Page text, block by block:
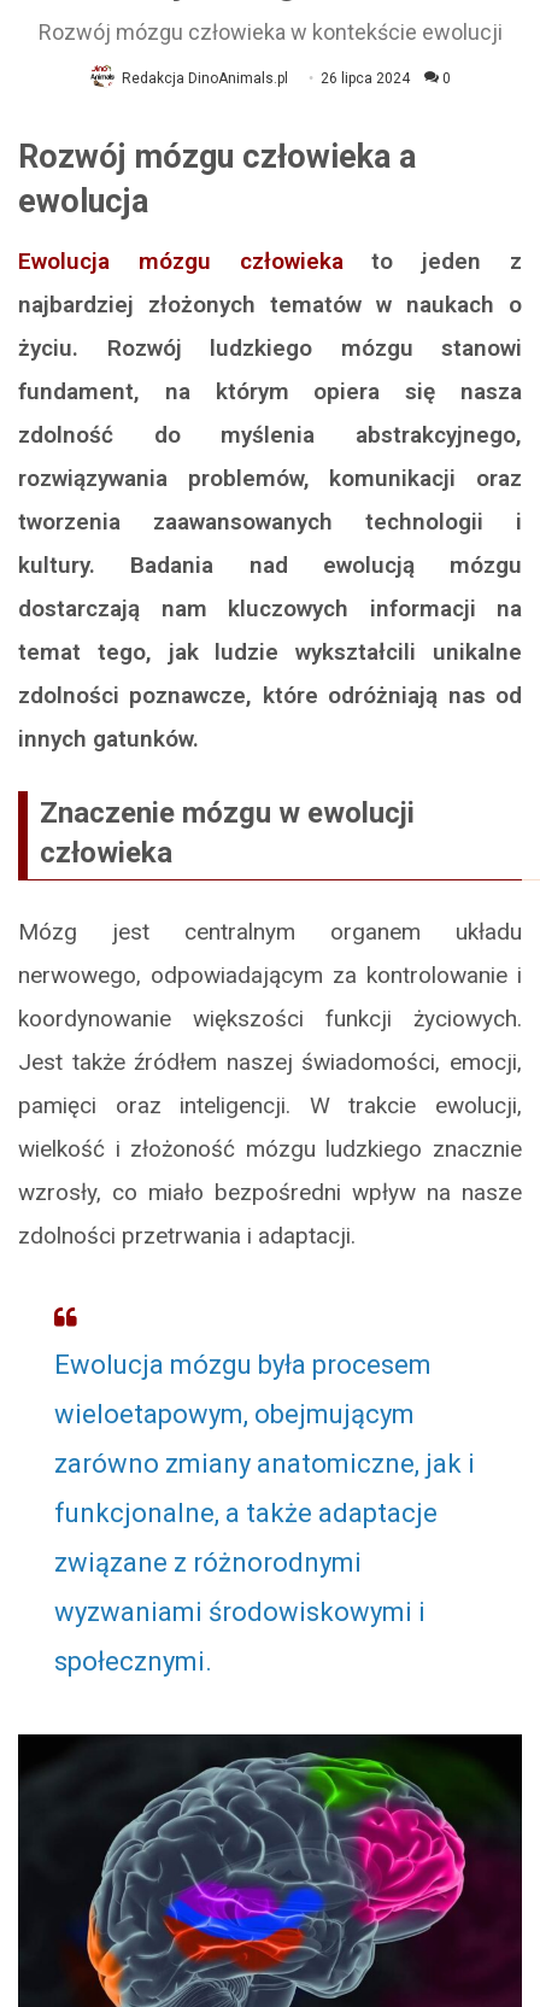
Rozwój mózgu człowieka w kontekście ewolucji
Redakcja DinoAnimals.pl 26 lipca 2024 0
Rozwój mózgu człowieka a
ewolucja
Ewolucja mózgu człowiekato jeden z
najbardziej złożonych tematów w naukach o
życiu. Rozwój ludzkiego mózgu stanowi
fundament, na którym opiera się nasza
zdolność do myślenia abstrakcyjnego,
rozwiązywania problemów, komunikacji oraz
tworzenia zaawansowanych technologii i
kultury. Badania nad ewolucją mózgu
dostarczają nam kluczowych informacji na
temat tego, jak ludzie wykształcili unikalne
zdolności poznawcze, które odróżniają nas od
innych gatunków.
Znaczenie mózgu w ewolucji
człowieka
Mózg jest centralnym organem układu
nerwowego, odpowiadającym za kontrolowanie i
koordynowanie większości funkcji życiowych.
Jest także źródłem naszej świadomości, emocji,
pamięci oraz inteligencji. W trakcie ewolucji,
wielkość i złożoność mózgu ludzkiego znacznie
wzrosły, co miało bezpośredni wpływ na nasze
zdolności przetrwania i adaptacji.
Ewolucja mózgu była procesem
wieloetapowym, obejmującym
zarówno zmiany anatomiczne, jak i
funkcjonalne, a także adaptacje
związane z różnorodnymi
wyzwaniami środowiskowymi i
społecznymi.